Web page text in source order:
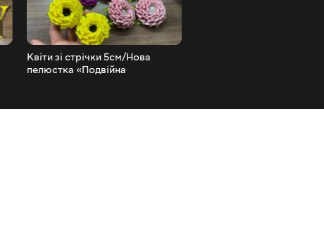
Квіти зі стрічки 5см/Нова
пелюстка «Подвійна